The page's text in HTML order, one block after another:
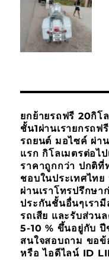
ยกย้ายรถฟรี 20กิโ
ชั้น1ผ่านเรายกรถ
รถยนต์ มอไซค์ ผ่า
แรก กิโลเมตรต่อไ
ราคาถูกกว่า ปกติที่
ชอบในประเทศไท
ผ่านเราโทรปรึกษ
ประกันชั้นอื่นๆเรา
รถเสีย และรับส่วน
5-10 % ขึ้นอยู่กับ
สนใจสอบถาม ขอข้
หรือ ไอดีไลน์ ID